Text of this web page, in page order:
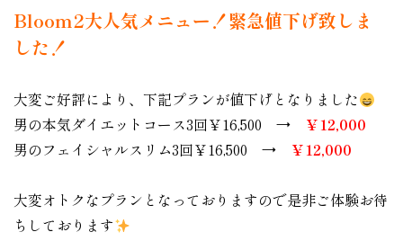
Bloom2大人気メニュー！緊急値下げ致しま
した！
大変ご好評により、下記プランが値下げとなりました
男の本気ダイエットコース3回￥16,500 → ￥12,000
男のフェイシャルスリム3回￥16,500 → ￥12,000
大変オトクなプランとなっておりますので是非ご体験お待
ちしております